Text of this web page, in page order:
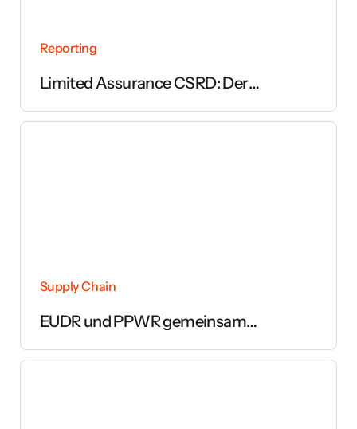
Reporting
Limited Assurance CSRD: Der
Nachhaltigkeitsberichts
Supply Chain
EUDR und PPWR gemeinsam